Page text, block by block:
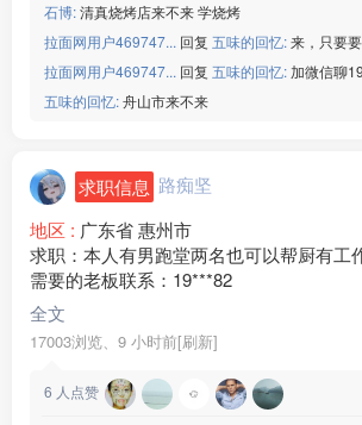
石博:清真烧烤店来不来 学烧烤
拉面网用户469747... 回复 五味的回忆:来，只要
拉面网用户469747... 回复 五味的回忆:加微信聊
五味的回忆:舟山市来不来
求职信息 路痴坚
地区 : 广东省 惠州市
求职：本人有男跑堂两名也可以帮厨有工
需要的老板联系：19***82
全文
17003浏览、 9 小时前[刷新]
6 人点赞